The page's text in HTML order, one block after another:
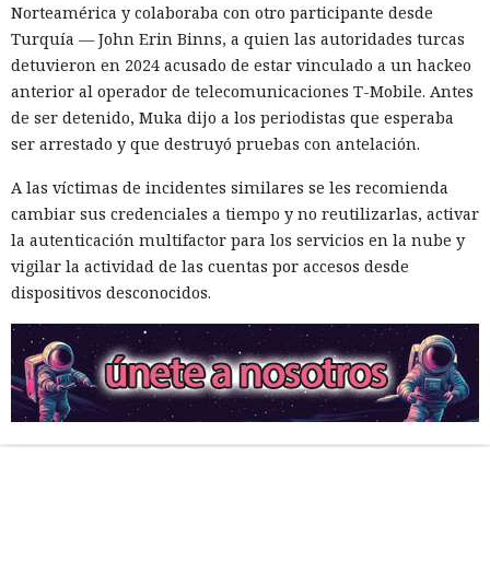
Norteamérica y colaboraba con otro participante desde
Turquía — John Erin Binns, a quien las autoridades turcas
detuvieron en 2024 acusado de estar vinculado a un hackeo
anterior al operador de telecomunicaciones T-Mobile. Antes
de ser detenido, Muka dijo a los periodistas que esperaba
ser arrestado y que destruyó pruebas con antelación.
A las víctimas de incidentes similares se les recomienda
cambiar sus credenciales a tiempo y no reutilizarlas, activar
la autenticación multifactor para los servicios en la nube y
vigilar la actividad de las cuentas por accesos desde
dispositivos desconocidos.